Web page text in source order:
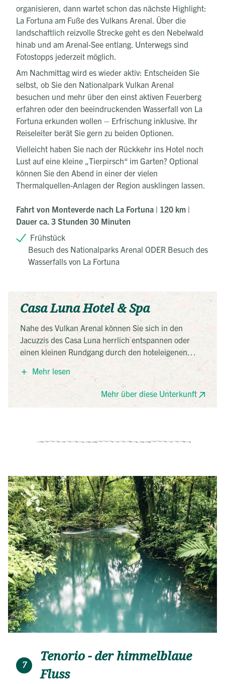
organisieren, dann wartet schon das nächste Highlight:
La Fortuna am Fuße des Vulkans Arenal. Über die
landschaftlich reizvolle Strecke geht es den Nebelwald
hinab und am Arenal-See entlang. Unterwegs sind
Fotostopps jederzeit möglich.
Am Nachmittag wird es wieder aktiv: Entscheiden Sie
selbst, ob Sie den Nationalpark Vulkan Arenal
besuchen und mehr über den einst aktiven Feuerberg
erfahren oder den beeindruckenden Wasserfall von La
Fortuna erkunden wollen – Erfrischung inklusive. Ihr
Reiseleiter berät Sie gern zu beiden Optionen.
Vielleicht haben Sie nach der Rückkehr ins Hotel noch
Lust auf eine kleine „Tierpirsch“ im Garten? Optional
können Sie den Abend in einer der vielen
Thermalquellen-Anlagen der Region ausklingen lassen.
Fahrt von Monteverde nach La Fortuna | 120 km |
Dauer ca. 3 Stunden 30 Minuten
Frühstück
Besuch des Nationalparks Arenal ODER Besuch des
Wasserfalls von La Fortuna
Casa Luna Hotel & Spa
Nahe des Vulkan Arenal können Sie sich in den
Jacuzzis des Casa Luna herrlich entspannen oder
einen kleinen Rundgang durch den hoteleigenen
Garten unternehmen. Zudem ist das Hotel bekannt
für die gute Küche im hoteleigenen Restaurant.
Mehr lesen
Mehr über diese Unterkunft
7
Tenorio - der himmelblaue
Fluss